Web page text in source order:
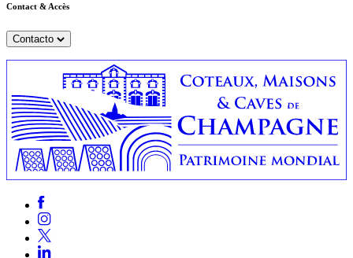
Contact & Accès
Contacto